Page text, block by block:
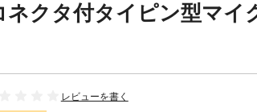
ネクタ付タイピン型マイ
レビューを書く